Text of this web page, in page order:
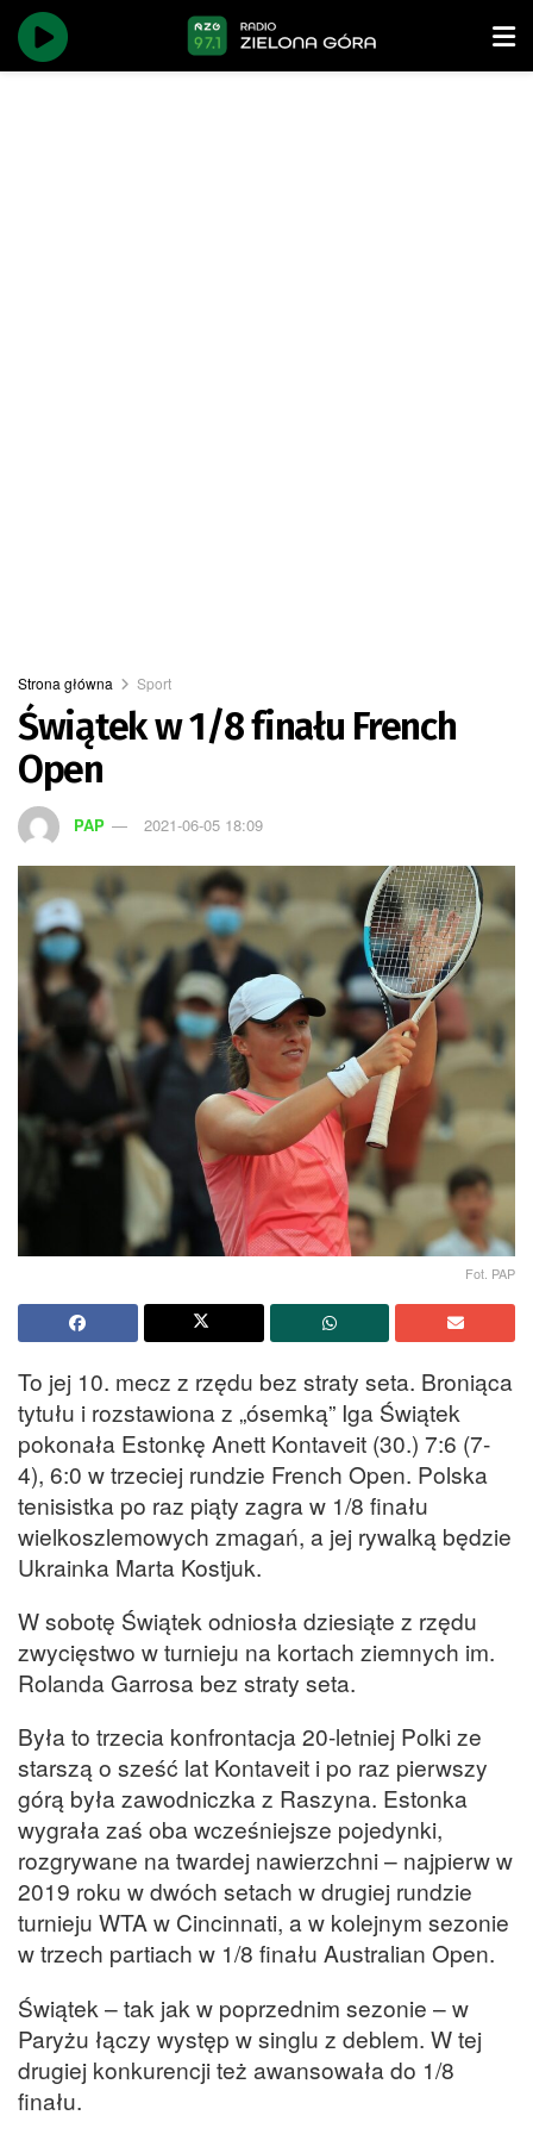
Strona główna Sport
Świątek w 1/8 finału French
Open
PAP 2021-06-05 18:09
Fot. PAP
To jej 10. mecz z rzędu bez straty seta. Broniąca
tytułu i rozstawiona z „ósemką” Iga Świątek
pokonała Estonkę Anett Kontaveit (30.) 7:6 (7-
4), 6:0 w trzeciej rundzie French Open. Polska
tenisistka po raz piąty zagra w 1/8 finału
wielkoszlemowych zmagań, a jej rywalką będzie
Ukrainka Marta Kostjuk.
W sobotę Świątek odniosła dziesiąte z rzędu
zwycięstwo w turnieju na kortach ziemnych im.
Rolanda Garrosa bez straty seta.
Była to trzecia konfrontacja 20-letniej Polki ze
starszą o sześć lat Kontaveit i po raz pierwszy
górą była zawodniczka z Raszyna. Estonka
wygrała zaś oba wcześniejsze pojedynki,
rozgrywane na twardej nawierzchni – najpierw w
2019 roku w dwóch setach w drugiej rundzie
turnieju WTA w Cincinnati, a w kolejnym sezonie
w trzech partiach w 1/8 finału Australian Open.
Świątek – tak jak w poprzednim sezonie – w
Paryżu łączy występ w singlu z deblem. W tej
drugiej konkurencji też awansowała do 1/8
finału.